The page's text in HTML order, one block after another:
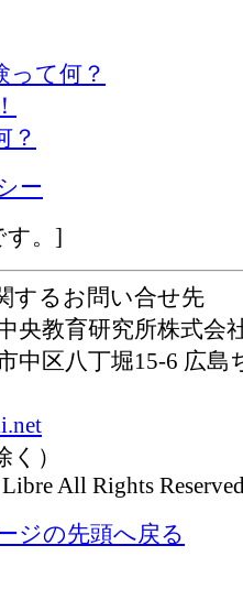
って何？
？
ー
す。]
するお問い合せ先
央教育研究所株式会
中区八丁堀15-6 広
く）
All Rights
ジの先頭へ戻る